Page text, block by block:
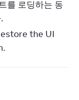
를 로딩하는 동
the UI